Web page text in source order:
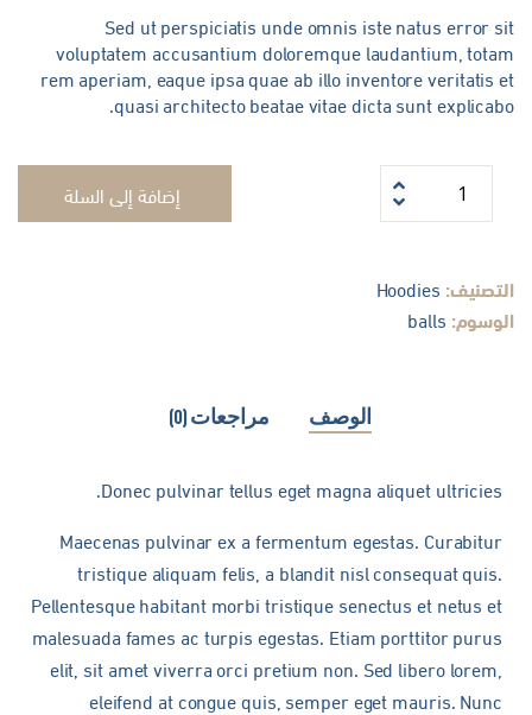
Sed ut perspiciatis unde omnis iste natus error
voluptatem accusantium doloremque laudantium,
rem aperiam, eaque ipsa quae ab illo inventore veritatis
quasi architecto beatae vitae dicta sunt
إضافة إلى السلة
Hoodies
balls
الوصف مراجعات (0)
Donec pulvinar tellus eget magna aliquet ultricies.
Maecenas pulvinar ex a fermentum egestas. Curabitur
tristique aliquam felis, a blandit nisl consequat quis.
Pellentesque habitant morbi tristique senectus et netus et
malesuada fames ac turpis egestas. Etiam porttitor purus
elit, sit amet viverra orci pretium non. Sed libero lorem,
eleifend at congue quis, semper eget mauris. Nunc